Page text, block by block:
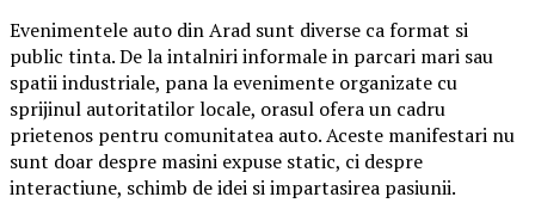
Evenimentele auto din Arad sunt diverse ca format si
public tinta. De la intalniri informale in parcari mari sau
spatii industriale, pana la evenimente organizate cu
sprijinul autoritatilor locale, orasul ofera un cadru
prietenos pentru comunitatea auto. Aceste manifestari nu
sunt doar despre masini expuse static, ci despre
interactiune, schimb de idei si impartasirea pasiunii.